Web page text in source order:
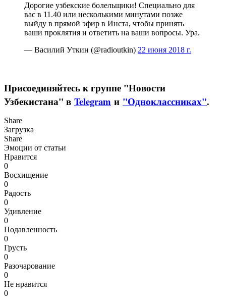
Дорогие узбекские болельщики! Специально для
вас в 11.40 или несколькими минутами позже
выйду в прямой эфир в Инста, чтобы принять
ваши проклятия и ответить на ваши вопросы. Ура.
— Василий Уткин (@radioutkin) 22 июня 2018 г.
Присоединяйтесь к группе "Новости
Узбекистана" в Telegram и "Одноклассниках".
Share
Загрузка
Share
Эмоции от статьи
Нравится
0
Восхищение
0
Радость
0
Удивление
0
Подавленность
0
Грусть
0
Разочарование
0
Не нравится
0